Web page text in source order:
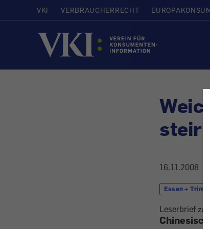
VKI VERBRAUCHERRECHT
Startseite
16.11.2008
Essen + Trinken
Leserbrief zu